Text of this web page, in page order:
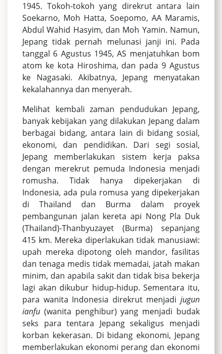
1945. Tokoh-tokoh yang direkrut antara lain
Soekarno, Moh Hatta, Soepomo, AA Maramis,
Abdul Wahid Hasyim, dan Moh Yamin. Namun,
Jepang tidak pernah melunasi janji ini. Pada
tanggal 6 Agustus 1945, AS menjatuhkan bom
atom ke kota Hiroshima, dan pada 9 Agustus
ke Nagasaki. Akibatnya, Jepang menyatakan
kekalahannya dan menyerah.
Melihat kembali zaman pendudukan Jepang,
banyak kebijakan yang dilakukan Jepang dalam
berbagai bidang, antara lain di bidang sosial,
ekonomi, dan pendidikan. Dari segi sosial,
Jepang memberlakukan sistem kerja paksa
dengan merekrut pemuda Indonesia menjadi
romusha. Tidak hanya dipekerjakan di
Indonesia, ada pula romusa yang dipekerjakan
di Thailand dan Burma dalam proyek
pembangunan jalan kereta api Nong Pla Duk
(Thailand)-Thanbyuzayet (Burma) sepanjang
415 km. Mereka diperlakukan tidak manusiawi:
upah mereka dipotong oleh mandor, fasilitas
dan tenaga medis tidak memadai, jatah makan
minim, dan apabila sakit dan tidak bisa bekerja
lagi akan dikubur hidup-hidup. Sementara itu,
para wanita Indonesia direkrut menjadi jugun
ianfu (wanita penghibur) yang menjadi budak
seks para tentara Jepang sekaligus menjadi
korban kekerasan. Di bidang ekonomi, Jepang
memberlakukan ekonomi perang dan ekonomi